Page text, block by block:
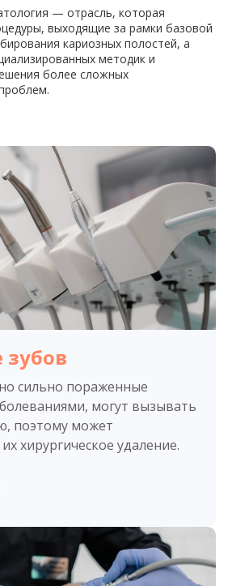
— отрасль, которая
выходящие за рамки базовой
кариозных полостей, а
методик и
более сложных
сильно пораженные
могут вызывать
поэтому может
хирургическое удаление.